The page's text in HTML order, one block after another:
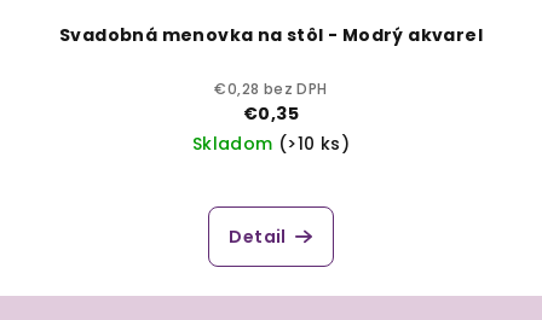
Svadobná menovka na stôl - Modrý akvarel
€0,28 bez DPH
€0,35
Skladom (>10 ks)
Detail